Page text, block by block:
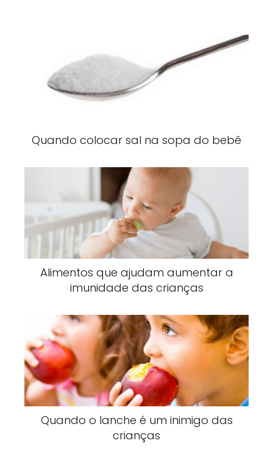
Quando colocar sal na sopa do bebê
Alimentos que ajudam aumentar a
imunidade das crianças
Quando o lanche é um inimigo das
crianças